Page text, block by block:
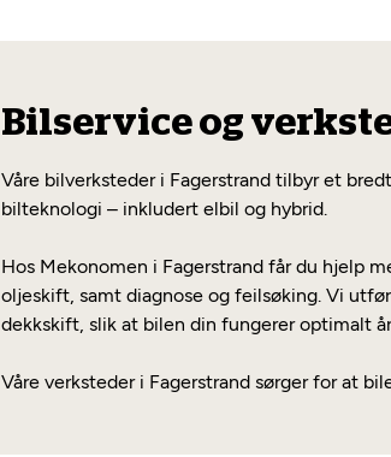
Bilservice og
Våre bilverksteder i Fagerstrand tilbyr et
bilteknologi – inkludert elbil og hybrid.
Hos Mekonomen i Fagerstrand får du hjelp
oljeskift, samt diagnose og feilsøking. Vi
dekkskift, slik at bilen din fungerer optimalt
Våre verksteder i Fagerstrand sørger for at